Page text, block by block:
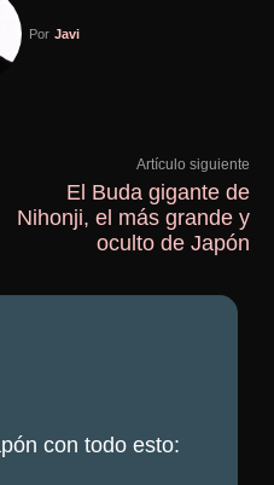
Por Javi
Artículo siguiente
El Buda gigante de
Nihonji, el más grande y
oculto de Japón
con todo esto: